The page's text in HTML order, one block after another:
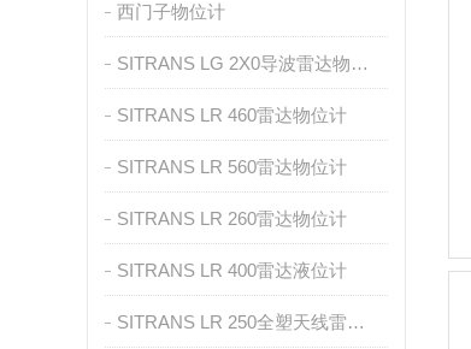
西门子物位计
SITRANS LG 2X0导波雷达物位计
SITRANS LR 460雷达物位计
SITRANS LR 560雷达物位计
SITRANS LR 260雷达物位计
SITRANS LR 400雷达液位计
SITRANS LR 250全塑天线雷达物位计